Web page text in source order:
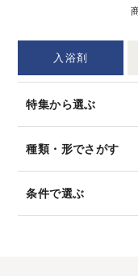
入浴剤
特集から選ぶ
種類・形でさがす
条件で選ぶ